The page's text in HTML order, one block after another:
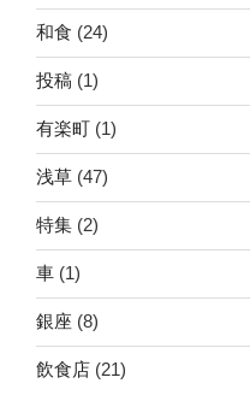
和食 (24)
投稿 (1)
有楽町 (1)
浅草 (47)
特集 (2)
車 (1)
銀座 (8)
飲食店 (21)